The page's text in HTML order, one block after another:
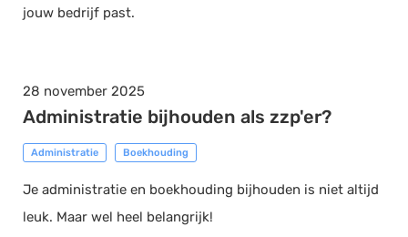
jouw bedrijf past.
28 november 2025
Administratie bijhouden als zzp'er?
Administratie Boekhouding
Je administratie en boekhouding bijhouden is niet altijd
leuk. Maar wel heel belangrijk!